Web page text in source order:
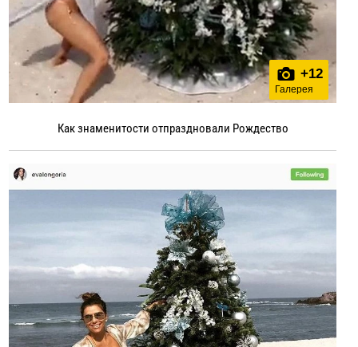
+12
Галерея
Как знаменитости отпраздновали Рождество